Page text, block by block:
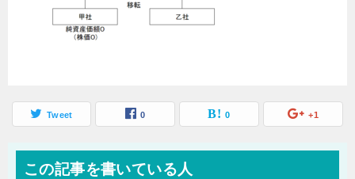
Tweet 0 0 +1
この記事を書いている人